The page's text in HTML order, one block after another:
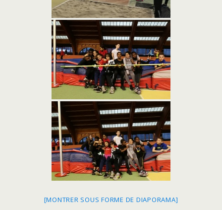
[MONTRER SOUS FORME DE DIAPORAMA]